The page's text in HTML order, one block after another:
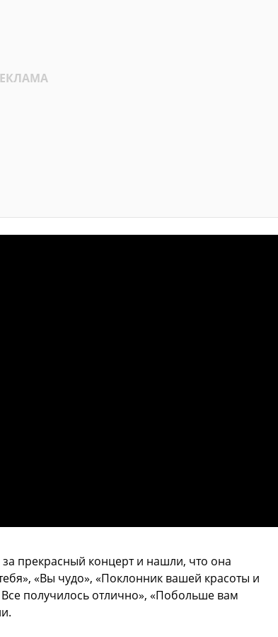
прекрасный концерт и нашли, что она
«Вы чудо», «Поклонник вашей красоты и
получилось отлично», «Побольше вам